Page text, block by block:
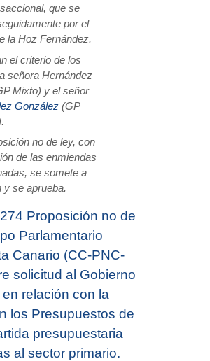
que se
por el
la Hoz Fernández.
el criterio de los
señora Hernández
Mixto) y el señor
González (GP
no de ley, con
de las enmiendas
se somete a
y se aprueba.
Proposición no de
Parlamentario
Canario (CC-PNC-
solicitud al Gobierno
relación con la
los Presupuestos de
presupuestaria
al sector primario.